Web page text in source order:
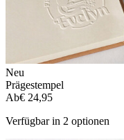
Neu
Prägestempel
Ab€ 24,95
Verfügbar in 2 optionen